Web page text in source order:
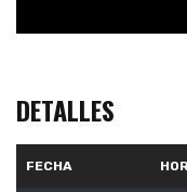
DETALLES
FECHA